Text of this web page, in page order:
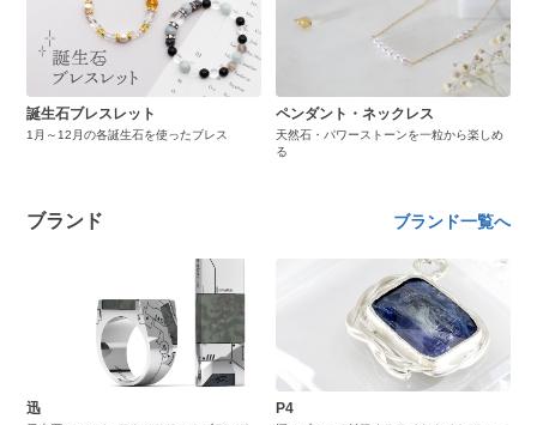
誕生石ブレスレット
1月～12月の各誕生石を使ったブレス
ペンダント・ネックレス
天然石・パワーストーンを一粒から楽しめ
る
ブランド ブランド一覧へ
迅 P4